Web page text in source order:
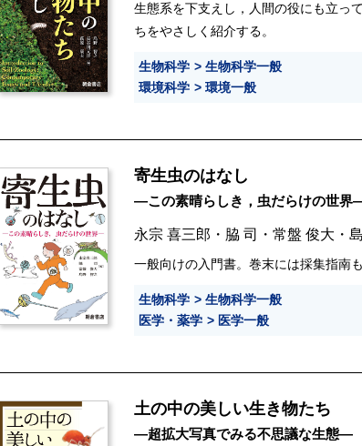
生態系を下支えし，人間の役にも立っ
ちをやさしく紹介する。
生物科学
生物科学一般
環境科学
環境一般
寄生虫のはなし
―この素晴らしき，虫だらけの世界
永宗 喜三郎 ・ 脇 司 ・ 常盤 俊大 ・
一般向けの入門書。巻末には採集指南も
生物科学
生物科学一般
医学・薬学
医学一般
土の中の美しい生き物たち
―超拡大写真でみる不思議な生態―